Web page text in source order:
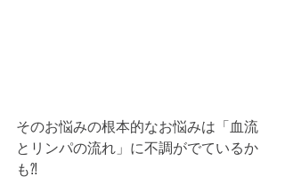
そのお悩みの根本的なお悩みは「血流
とリンパの流れ」に不調がでているか
も⁈